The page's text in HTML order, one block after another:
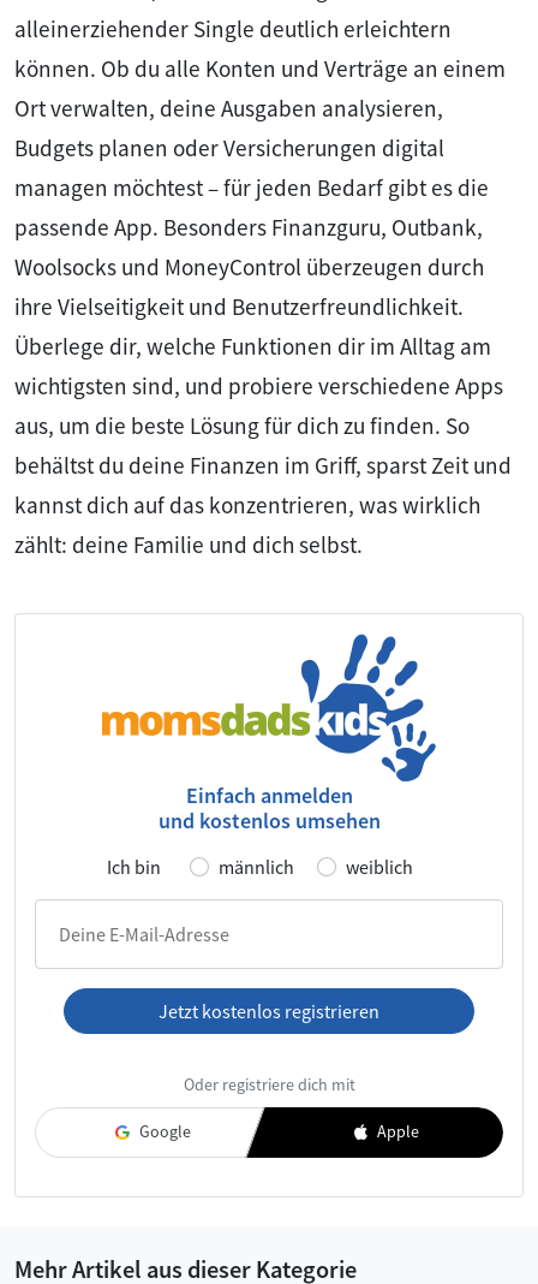
alleinerziehender Single deutlich erleichtern
können. Ob du alle Konten und Verträge an einem
Ort verwalten, deine Ausgaben analysieren,
Budgets planen oder Versicherungen digital
managen möchtest – für jeden Bedarf gibt es die
passende App. Besonders Finanzguru, Outbank,
Woolsocks und MoneyControl überzeugen durch
ihre Vielseitigkeit und Benutzerfreundlichkeit.
Überlege dir, welche Funktionen dir im Alltag am
wichtigsten sind, und probiere verschiedene Apps
aus, um die beste Lösung für dich zu finden. So
behältst du deine Finanzen im Griff, sparst Zeit und
kannst dich auf das konzentrieren, was wirklich
zählt: deine Familie und dich selbst.
Einfach anmelden
und kostenlos umsehen
Ich bin männlich weiblich
Deine E-Mail-Adresse
Jetzt kostenlos registrieren
Oder registriere dich mit
Google Apple
Mehr Artikel aus dieser Kategorie